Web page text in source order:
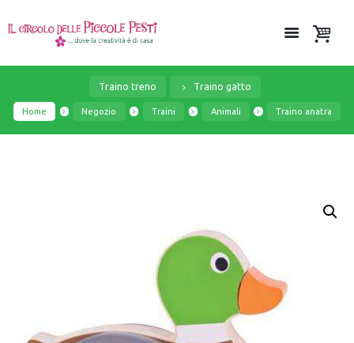
Traino treno Traino gatto
Home Negozio Traini Animali Traino anatra